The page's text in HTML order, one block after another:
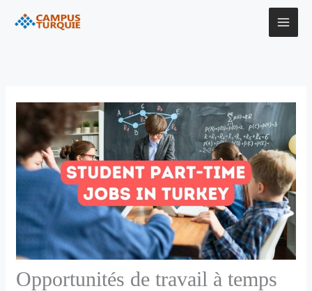
Opportunités de travail à temps